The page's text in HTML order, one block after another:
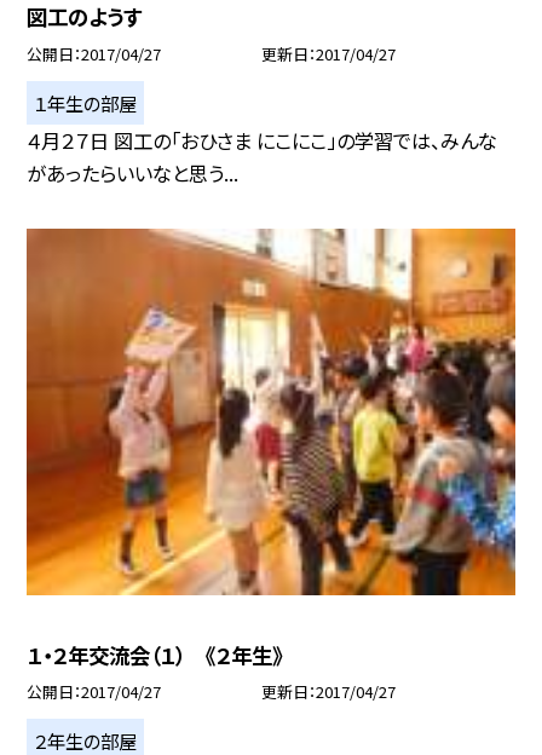
図工のようす
公開日 2017/04/27 更新日 2017/04/27
１年生の部屋
４月２７日 図工の「おひさま にこにこ」の学習では、みんな
があったらいいなと思う...
１・２年交流会（１） 《２年生》
公開日 2017/04/27 更新日 2017/04/27
２年生の部屋